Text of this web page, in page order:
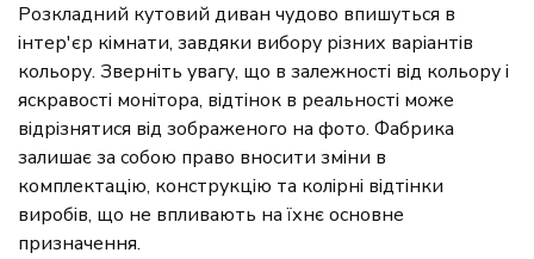
Розкладний кутовий диван чудово впишуться в
інтер'єр кімнати, завдяки вибору різних варіантів
кольору. Зверніть увагу, що в залежності від кольору і
яскравості монітора, відтінок в реальності може
відрізнятися від зображеного на фото. Фабрика
залишає за собою право вносити зміни в
комплектацію, конструкцію та колірні відтінки
виробів, що не впливають на їхнє основне
призначення.